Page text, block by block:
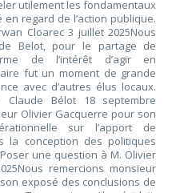
utilement les fondamentaux
regard de l’action publique.
Cloarec 3 juillet 2025Nous
Belot, pour le partage de
de l’intérêt d’agir en
fut un moment de grande
avec d’autres élus locaux.
Bélot 18 septembre
Olivier Gacquerre pour son
sur l’apport de
la conception des politiques
une question à M. Olivier
remercions monsieur
exposé des conclusions de